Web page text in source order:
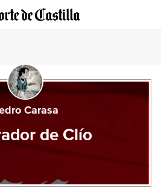
Carasa
de Clío